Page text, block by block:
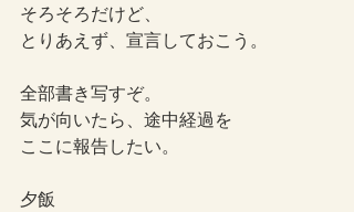
そろそろだけど、
とりあえず、宣言しておこう。
全部書き写すぞ。
気が向いたら、途中経過を
ここに報告したい。
夕飯